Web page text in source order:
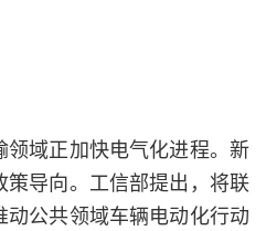
域正加快电气化进程。新
导向。工信部提出，将联
公共领域车辆电动化行动